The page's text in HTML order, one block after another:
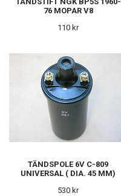
76 MOPAR V8
110 kr
TÄNDSPOLE 6V C-809
UNIVERSAL ( DIA. 45 MM)
530 kr